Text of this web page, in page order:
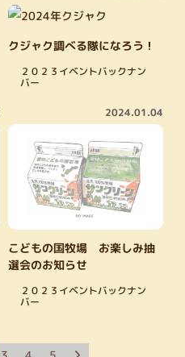
クジャク調べる隊になろう！
２０２３イベントバックナン
バー
2024.01.04
こどもの国牧場 お楽しみ抽
選会のお知らせ
２０２３イベントバックナン
バー